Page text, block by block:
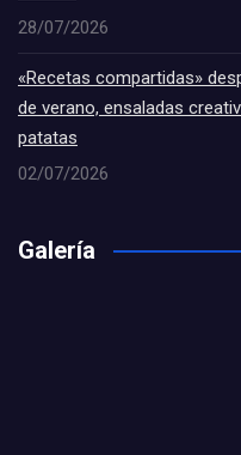
28/07/2026
«Recetas compartidas»
de verano, ensaladas
patatas
02/07/2026
Galería